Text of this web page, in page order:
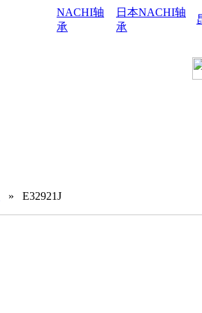
NACHI轴
承
日本NACHI轴
承
» E32921J